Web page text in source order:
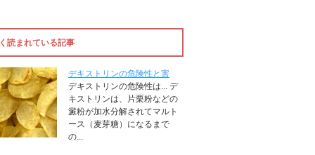
読まれている記事
デキストリンの危険性と害
デキストリンの危険性は... デ
キストリンは、片栗粉などの
澱粉が加水分解されてマルト
ース（麦芽糖）になるまで
の...